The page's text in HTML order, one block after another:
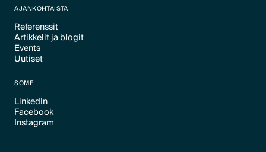
AJANKOHTAISTA
Referenssit
Text Link
Artikkelit ja blogit
Text Link
Events
Text Link
Uutiset
SOME
LinkedIn
Text Link
Facebook
Text Link
Instagram